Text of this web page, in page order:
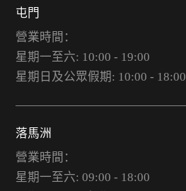
屯門
營業時間：
星期一至六: 10:00 - 19:00
星期日及公眾假期: 10:00 - 18:00
落馬洲
營業時間：
星期一至六: 09:00 - 18:00